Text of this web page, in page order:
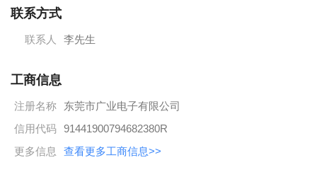
司建有从模治具加工车间、冲压车间、注塑车间、到自主研发
的全自动机装配车间，拥有独特的一站式全生产工艺流程，为
了可靠性实验室、工程仿真实验室，从而形成了从原型设计、
虚拟验证到快速原型制造、测试验证的一整套的产品技术开发
联系方式
联系人 李先生
工商信息
注册名称
东莞市广业电子有限公司
信用代码 91441900794682380R
更多信息
查看更多工商信息>>